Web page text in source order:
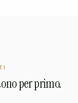
per primo.